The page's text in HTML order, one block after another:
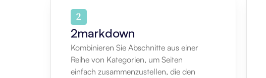
2markdown
Kombinieren Sie Abschnitte aus einer
Reihe von Kategorien, um Seiten
einfach zusammenzustellen, die den